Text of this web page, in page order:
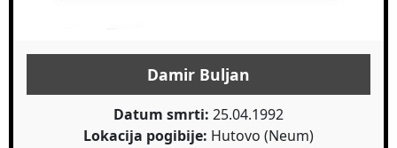
Damir Buljan
Datum smrti: 25.04.1992
Lokacija pogibije: Hutovo (Neum)